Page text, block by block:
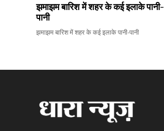
झमाझम बारिश में शहर के कई इलाके पानी-
पानी
झमाझम बारिश में शहर के कई इलाके पानी-पानी